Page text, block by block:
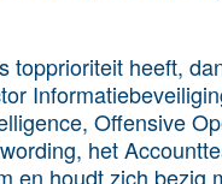
topprioriteit heeft,
Offensive
het
en houdt zich bezig